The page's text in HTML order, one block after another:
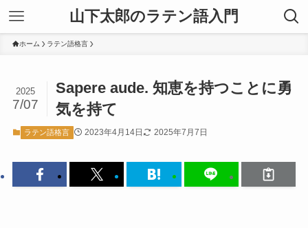
山下太郎のラテン語入門
ホーム ラテン語格言
Sapere aude. 知恵を持つことに勇
気を持て
2025
7/07
ラテン語格言 2023年4月14日 2025年7月7日